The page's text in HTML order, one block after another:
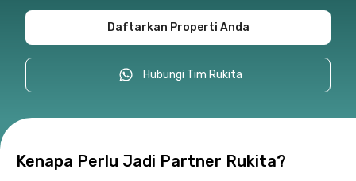
Daftarkan Properti Anda
Hubungi Tim Rukita
Kenapa Perlu Jadi Partner Rukita?